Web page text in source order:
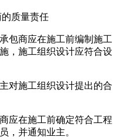
质量责任
包商应在施工前编制施工
，施工组织设计应符合设
对施工组织设计提出的合
应在施工前确定符合工程
，并通知业主。